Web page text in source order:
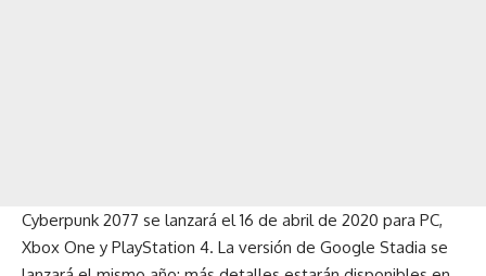
Cyberpunk 2077 se lanzará el 16 de abril de 2020 para PC,
Xbox One y PlayStation 4. La versión de Google Stadia se